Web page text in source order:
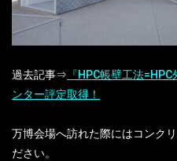
過去記事⇒ 『HPC帳壁工法
ンター評定取得！
万博会場へ訪れた際にはコンク
ださい。